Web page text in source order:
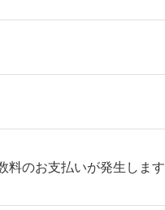
料のお支払いが発生します